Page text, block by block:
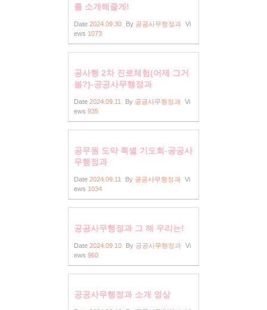
를 소개해줄게!
Date 2024.09.30 By 공공사무행정과 Vi
ews 1073
공사행 2차 진로체험(어제 그거
봄?)-공공사무행정과
Date 2024.09.11 By 공공사무행정과 Vi
ews 935
공무원 도약 특별 기도회-공공사
무행정과
Date 2024.09.11 By 공공사무행정과 Vi
ews 1034
공공사무행정과 그 해 우리는!
Date 2024.09.10 By 공공사무행정과 Vi
ews 960
공공사무행정과 소개 영상